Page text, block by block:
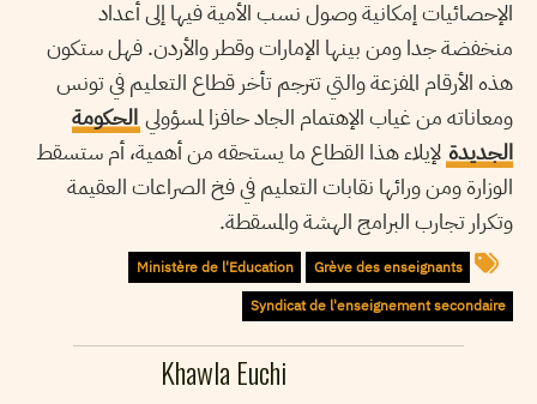
الإحصائيات إمكانية وصول نسب الأمية فيها إلى أعداد
منخفضة جدا ومن بينها الإمارات وقطر والأردن. فهل ستكون
هذه الأرقام المفزعة والتي تترجم تأخر قطاع التعليم في تونس
ومعاناته من غياب الإهتمام الجاد حافزا لمسؤولي الحكومة
الجديدة لإيلاء هذا القطاع ما يستحقه من أهمية، أم ستسقط
الوزارة ومن ورائها نقابات التعليم في فخ الصراعات العقيمة
وتكرار تجارب البرامج الهشة والمسقطة.
Grève des enseignants
Ministère de l'Education
Syndicat de l'enseignement secondaire
Khawla Euchi